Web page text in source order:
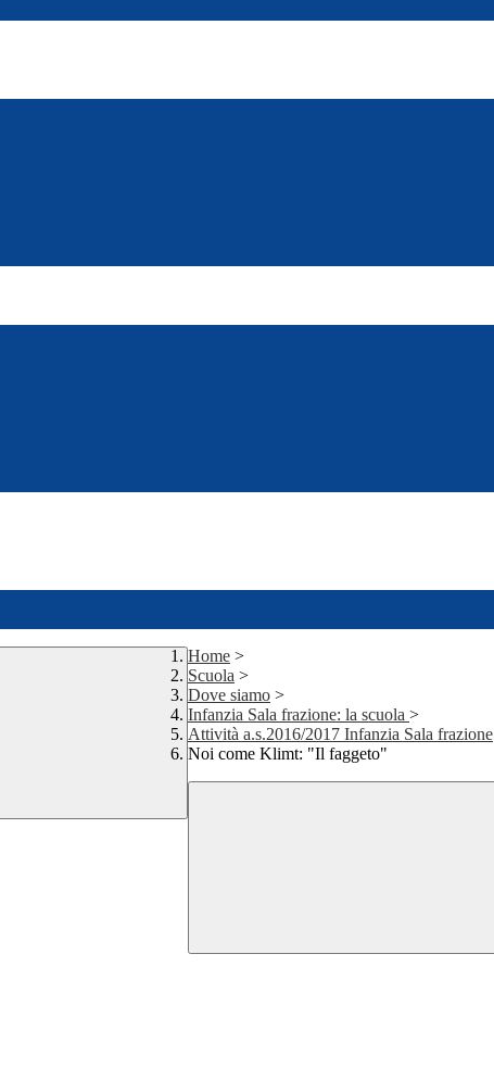
Home >
Scuola >
Dove siamo >
Infanzia Sala frazione: la scuola >
Attività a.s.2016/2017 Infanzia Sala frazione
Noi come Klimt: "Il faggeto"